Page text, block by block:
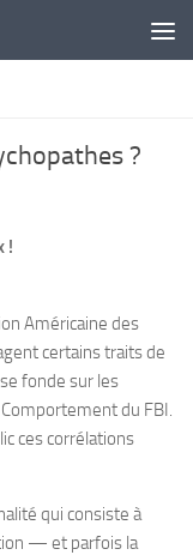
?
!
Américaine des
certains traits de
fonde sur les
du FBI.
ces corrélations
qui consiste à
— et parfois la